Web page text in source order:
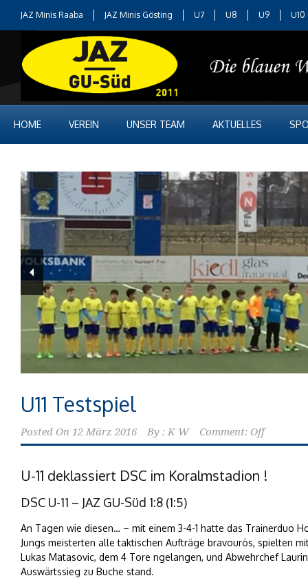
JAZ Minis Raaba JAZ Minis Gösting U7 U8 U9 U10
HOME VEREIN UNSER TEAM AKTUELLES
U11 Testspiel
Posted On 12 März 2016 By : K W Comment: Off
U-11 deklassiert DSC im Koralmstadion !
DSC U-11 – JAZ GU-Süd 1:8 (1:5)
An Tagen wie diesen… – mit einem 3-4-1 hatte das Trainerduo
Jungs meisterten alle taktischen Aufträge bravourös, spielten
Lukas Matasovic, dem 4 Tore ngelangen, und Abwehrchef
Auswärtssieg zu Buche stand.